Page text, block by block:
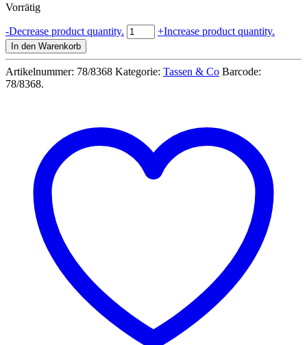
Vorrätig
-Decrease product quantity. Tasse
Boxhandschuh
16
x
500ml
Menge
+Increase product quantity.
In den Warenkorb
Artikelnummer: 78/8368 Kategorie: Tassen & Co Barcode:
78/8368.